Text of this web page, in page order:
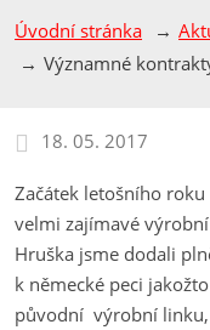
Úvodní stránka
Významné
18. 05. 2017
Začátek letošního
velmi zajímavé
Hruška jsme dodali
k německé peci
původní výrobní linku,